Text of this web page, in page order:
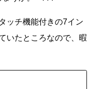
ッチ機能付きの7イン
いたところなので、暇